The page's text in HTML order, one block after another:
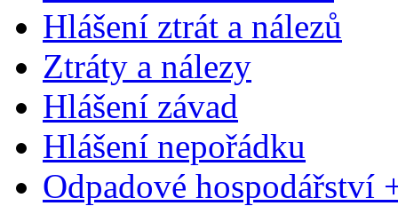
Hlášení ztrát a nálezů
Ztráty a nálezy
Hlášení závad
Hlášení nepořádku
Odpadové hospodářství